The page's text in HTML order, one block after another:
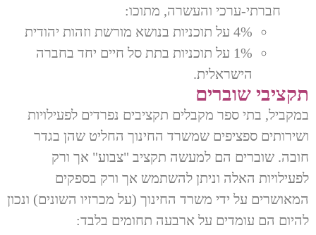
חברתי-ערכי והעשרה, מתוכו:
4% על תוכניות בנושא מורשת וזהות יהודית
1% על תוכניות בתת סל חיים יחד בחברה
הישראלית.
תקציבי שוברים
במקביל, בתי ספר מקבלים תקציבים נפרדים לפעילויות
ושירותים ספציפים שמשרד החינוך החליט שהן בגדר
חובה. שוברים הם למעשה תקציב "צבוע" אך ורק
לפעילויות האלה וניתן להשתמש אך ורק בספקים
המאושרים על ידי משרד החינוך (על מכרזיו השונים) ונכון
להיום הם עומדים על ארבעה תחומים בלבד: